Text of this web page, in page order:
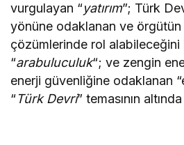
vurgulayan “yatırım”; Türk
yönüne odaklanan ve örgütün
çözümlerinde rol alabileceğini
“arabuluculuk“; ve zengin
enerji güvenliğine odaklanan
“Türk Devri” temasının